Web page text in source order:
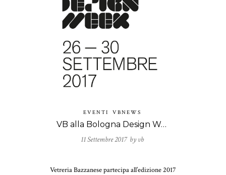
EVENTI VBNEWS
VB alla Bologna Design Week 2017
11 Settembre 2017 by vb
Vetreria Bazzanese partecipa all’edizione 2017